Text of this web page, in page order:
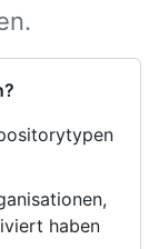
haben